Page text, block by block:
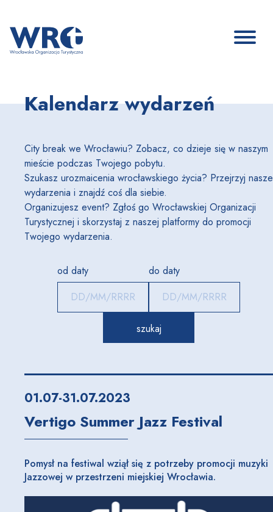
Kalendarz wydarzeń
City break we Wrocławiu? Zobacz, co dzieje się w naszym
mieście podczas Twojego pobytu.
Szukasz urozmaicenia wrocławskiego życia? Przejrzyj nasze
wydarzenia i znajdź coś dla siebie.
Organizujesz event? Zgłoś go Wrocławskiej Organizacji
Turystycznej i skorzystaj z naszej platformy do promocji
Twojego wydarzenia.
od daty do daty
01.07-31.07.2023
Vertigo Summer Jazz Festival
Pomysł na festiwal wziął się z potrzeby promocji muzyki
Jazzowej w przestrzeni miejskiej Wrocławia.